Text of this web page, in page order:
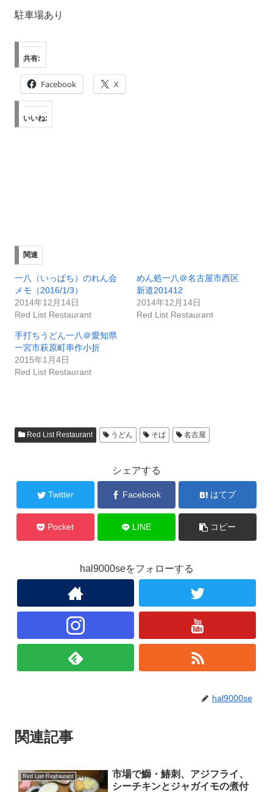
駐車場あり
共有:
Facebook X
いいね:
関連
一八（いっぱち）のれん会
メモ（2016/1/3）
2014年12月14日
Red List Restaurant
めん処一八＠名古屋市西区
新道201412
2014年12月14日
Red List Restaurant
手打ちうどん一八＠愛知県
一宮市萩原町串作小折
2015年1月4日
Red List Restaurant
Red List Restaurant うどん そば 名古屋
シェアする
Twitter Facebook はてブ
Pocket LINE コピー
hal9000seをフォローする
hal9000se
関連記事
Red List Restaurant
市場で鰤・鰆刺、アジフライ、
シーチキンとジャガイモの煮付